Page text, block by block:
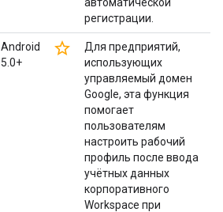
регистрации.
Android
5.0+
star_border
Для предприятий,
использующих
управляемый домен
Google, эта функция
помогает
пользователям
настроить рабочий
профиль после ввода
учётных данных
корпоративного
Workspace при